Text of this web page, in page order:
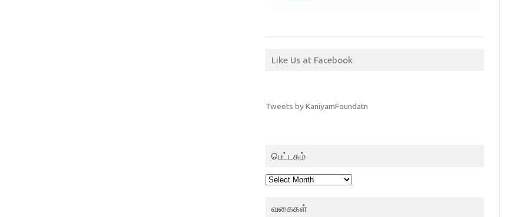
Like Us at Facebook
Tweets by KaniyamFoundatn
பெட்டகம்
பெட்டகம்
வகைகள்